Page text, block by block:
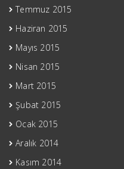
Temmuz 2015
Haziran 2015
Mayıs 2015
Nisan 2015
Mart 2015
Şubat 2015
Ocak 2015
Aralık 2014
Kasım 2014